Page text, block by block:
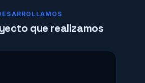
que realizamos